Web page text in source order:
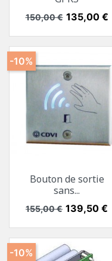
Prix de base
150,00 € Prix
135,00 €
Bouton de sortie
sans...
Prix de base
155,00 € Prix
139,50 €
-10%
-10%